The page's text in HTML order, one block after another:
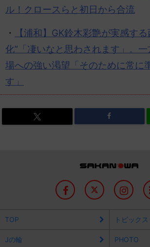
ル！クロースらと初日から合流
・
【浦和】GK鈴木彩艶が実感す
化”「凄いなと思わされます」。
場への強い渇望「そのために常に
す」
TOP トピック
Jの輪 PHOTO